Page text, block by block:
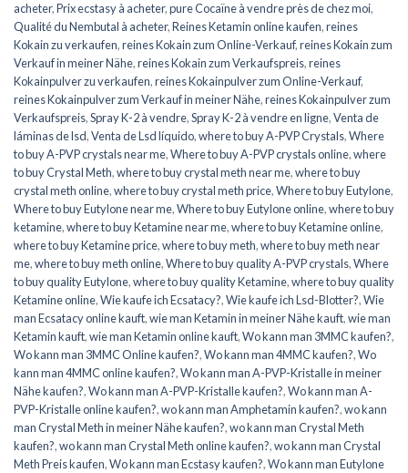
acheter,Prix ecstasy à acheter,pure Cocaïne à vendre près de chez moi,
Qualité du Nembutal à acheter,Reines Ketamin online kaufen,reines
Kokain zu verkaufen,reines Kokain zum Online-Verkauf,reines Kokain zum
Verkauf in meiner Nähe,reines Kokain zum Verkaufspreis,reines
Kokainpulver zu verkaufen,reines Kokainpulver zum Online-Verkauf,
reines Kokainpulver zum Verkauf in meiner Nähe,reines Kokainpulver zum
Verkaufspreis,Spray K-2 à vendre,Spray K-2 à vendre en ligne,Venta de
láminas de lsd,Venta de Lsd líquido,where to buy A-PVP Crystals,Where
to buy A-PVP crystals near me,Where to buy A-PVP crystals online,where
to buy Crystal Meth,where to buy crystal meth near me,where to buy
crystal meth online,where to buy crystal meth price,Where to buy Eutylone,
Where to buy Eutylone near me,Where to buy Eutylone online,where to buy
ketamine,where to buy Ketamine near me,where to buy Ketamine online,
where to buy Ketamine price,where to buy meth,where to buy meth near
me,where to buy meth online,Where to buy quality A-PVP crystals,Where
to buy quality Eutylone,where to buy quality Ketamine,where to buy quality
Ketamine online,Wie kaufe ich Ecsatacy?,Wie kaufe ich Lsd-Blotter?,Wie
man Ecsatacy online kauft,wie man Ketamin in meiner Nähe kauft,wie man
Ketamin kauft,wie man Ketamin online kauft,Wo kann man 3MMC kaufen?,
Wo kann man 3MMC Online kaufen?,Wo kann man 4MMC kaufen?,Wo
kann man 4MMC online kaufen?,Wo kann man A-PVP-Kristalle in meiner
Nähe kaufen?,Wo kann man A-PVP-Kristalle kaufen?,Wo kann man A-
PVP-Kristalle online kaufen?,wo kann man Amphetamin kaufen?,wo kann
man Crystal Meth in meiner Nähe kaufen?,wo kann man Crystal Meth
kaufen?,wo kann man Crystal Meth online kaufen?,wo kann man Crystal
Meth Preis kaufen,Wo kann man Ecstasy kaufen?,Wo kann man Eutylone